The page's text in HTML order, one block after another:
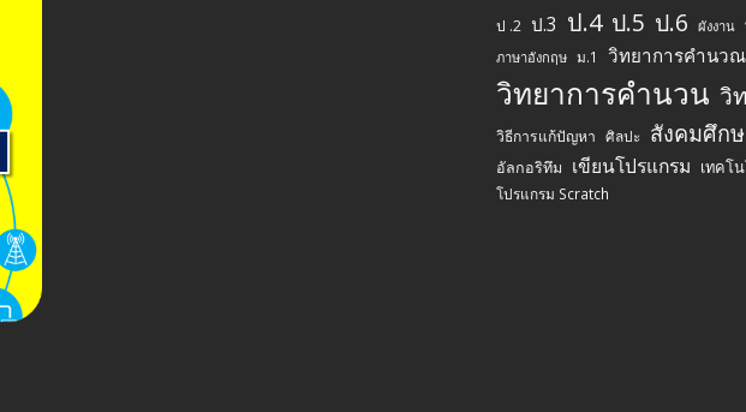
ป .2 ป.3 ป.4 ป.5 ป.6 ผังงาน
ภาษาอังกฤษ ม.1 วิทยาการคำนวณ
วิทยาการคำนวน วิ
วิธีการแก้ปัญหา ศิลปะ สังคมศึก
อัลกอริทึม เขียนโปรแกรม เทคโ
โปรแกรม Scratch